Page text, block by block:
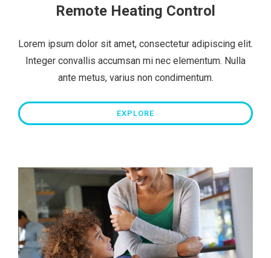
Remote Heating Control
Lorem ipsum dolor sit amet, consectetur adipiscing elit.
Integer convallis accumsan mi nec elementum. Nulla
ante metus, varius non condimentum.
EXPLORE